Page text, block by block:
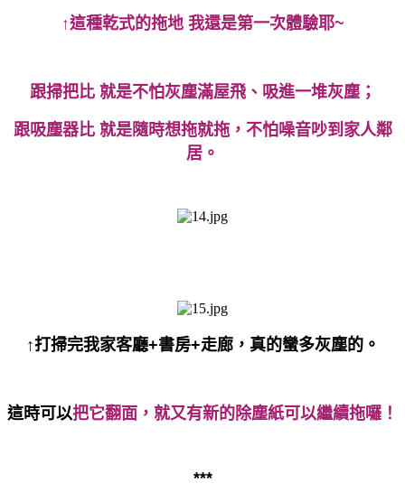
↑這種乾式的拖地 我還是第一次體驗耶~
跟掃把比 就是不怕灰塵滿屋飛、吸進一堆灰塵；
跟吸塵器比 就是隨時想拖就拖，不怕噪音吵到家人鄰
居。
↑打掃完我家客廳+書房+走廊，真的蠻多灰塵的。
這時可以把它翻面，就又有新的除塵紙可以繼續拖囉！
***